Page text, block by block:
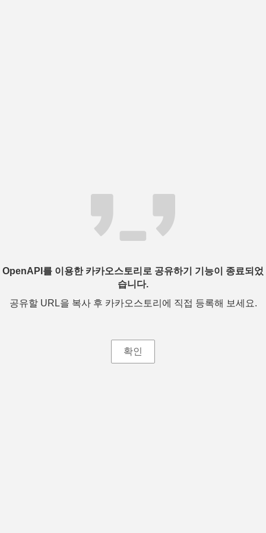
OpenAPI를 이용한 카카오스토리로 공유하기 기능이 종료되었
습니다.
공유할 URL을 복사 후 카카오스토리에 직접 등록해 보세요.
확인